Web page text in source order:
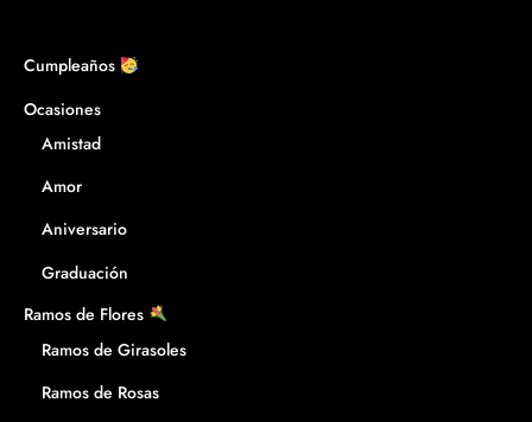
Cumpleaños
Ocasiones
Amistad
Amor
Aniversario
Graduación
Ramos de Flores
Ramos de Girasoles
Ramos de Rosas